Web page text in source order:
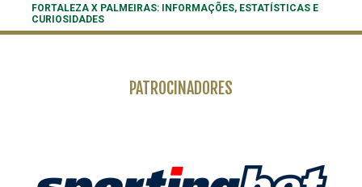
FORTALEZA X PALMEIRAS: INFORMAÇÕES, ESTATÍSTICAS E
CURIOSIDADES
PATROCINADORES